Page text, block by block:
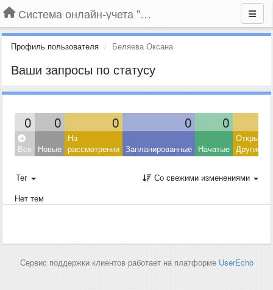
Система онлайн-учета "Большая Птица"
Профиль пользователя Беляева Оксана
Ваши запросы по статусу
0 0 0 0 0
Все Новые
На
рассмотрении Запланированные Начатые Другие
Тег
Со свежими изменениями
Нет тем
Сервис поддержки клиентов работает на платформе UserEcho